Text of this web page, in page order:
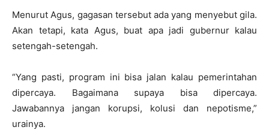
Menurut Agus, gagasan tersebut ada yang menyebut gila.
Akan tetapi, kata Agus, buat apa jadi gubernur kalau
setengah-setengah.
“Yang pasti, program ini bisa jalan kalau pemerintahan
dipercaya. Bagaimana supaya bisa dipercaya.
Jawabannya jangan korupsi, kolusi dan nepotisme,”
urainya.